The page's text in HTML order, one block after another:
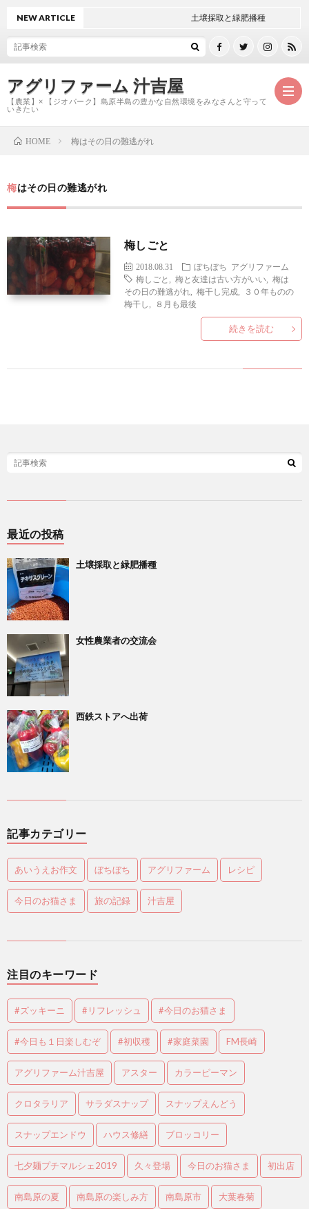
アグリファーム 汁吉屋
【農業】× 【ジオパーク】島原半島の豊かな自然環境をみなさんと守って
いきたい
い
NEW ARTICLE 土壌採取と緑肥播種
HOME 梅はその日の難逃がれ
梅はその日の難逃がれ
梅しごと
2018.08.31 ぼちぼち
アグリファーム
梅しごと
梅と友達は古い方がいい, 梅は
その日の難逃がれ
梅干し完成
３０年ものの
梅干し
８月も最後
続きを読む
最近の投稿
土壌採取と緑肥播種
女性農業者の交流会
西鉄ストアへ出荷
記事カテゴリー
あいうえお作文 ぼちぼち アグリファーム レシピ
今日のお猫さま 旅の記録 汁吉屋
注目のキーワード
#ズッキーニ #リフレッシュ #今日のお猫さま
#今日も１日楽しむぞ #初収穫 #家庭菜園 FM長崎
アグリファーム汁吉屋 アスター カラーピーマン
クロタラリア サラダスナップ スナップえんどう
スナップエンドウ ハウス修繕 ブロッコリー
七夕麺プチマルシェ2019 久々登場 今日のお猫さま 初出店
南島原の夏 南島原の楽しみ方 南島原市 大葉春菊